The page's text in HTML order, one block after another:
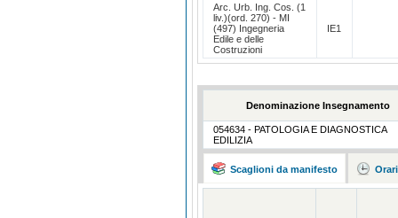
Arc. Urb. Ing. Cos. (1
liv.)(ord. 270) - MI
(497) Ingegneria
Edile e delle
Costruzioni
IE1
Denominazione Insegnamento
054634 - PATOLOGIA E DIAGNOSTICA
EDILIZIA
Scaglioni da manifesto